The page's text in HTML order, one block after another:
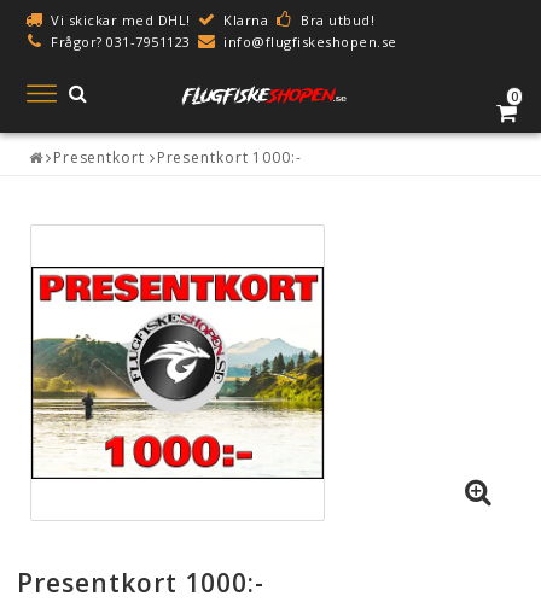
Vi skickar med DHL! Klarna
Bra utbud!
Frågor? 031-7951123
info@flugfiskeshopen.se
0
Toggle
navigation
Presentkort Presentkort 1000:-
Presentkort 1000:-